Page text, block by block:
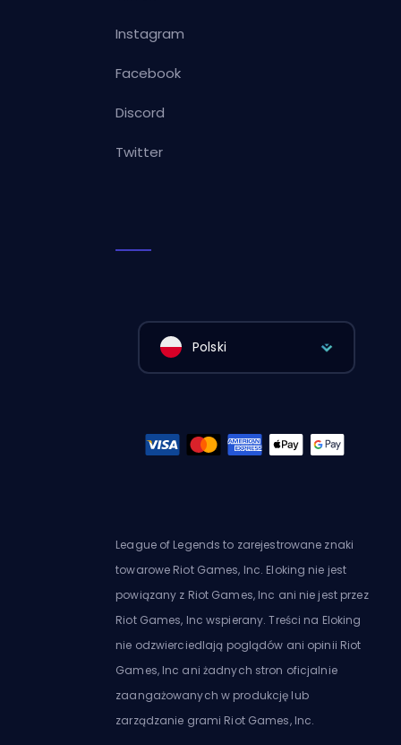
Instagram
Facebook
Discord
Twitter
Polski
League of Legends to zarejestrowane znaki
towarowe Riot Games, Inc. Eloking nie jest
powiązany z Riot Games, Inc ani nie jest przez
Riot Games, Inc wspierany. Treści na Eloking
nie odzwierciedlają poglądów ani opinii Riot
Games, Inc ani żadnych stron oficjalnie
zaangażowanych w produkcję lub
zarządzanie grami Riot Games, Inc.